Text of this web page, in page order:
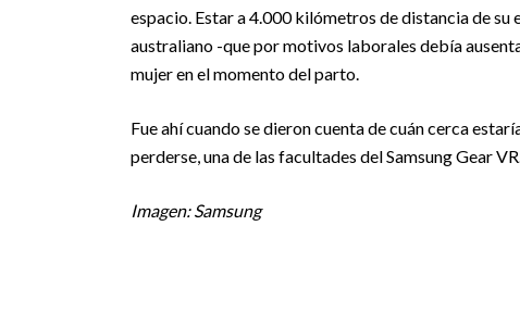
espacio. Estar a 4.000 kilómetros de distancia de su
australiano -que por motivos laborales debía
mujer en el momento del parto.
Fue ahí cuando se dieron cuenta de cuán cerca
perderse, una de las facultades del Samsung Gear
Imagen: Samsung